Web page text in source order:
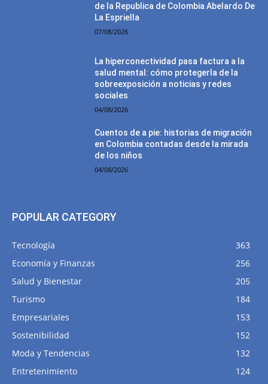
de la Republica de Colombia Abelardo De
La Espriella
07/08/2026
La hiperconectividad pasa factura a la
salud mental: cómo protegerla de la
sobreexposición a noticias y redes
sociales
04/08/2026
Cuentos de a pie: historias de migración
en Colombia contadas desde la mirada
de los niños
04/08/2026
POPULAR CATEGORY
Tecnología
363
Economía y Finanzas
256
Salud y Bienestar
205
Turismo
184
Empresariales
153
Sostenibilidad
152
Moda y Tendencias
132
Entretenimiento
124